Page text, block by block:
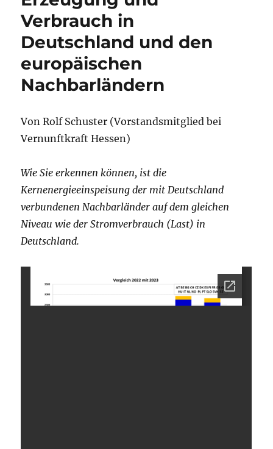
Verbrauch in
Deutschland und den
europäischen
Nachbarländern
Von Rolf Schuster (Vorstandsmitglied bei
Vernunftkraft Hessen)
Wie Sie erkennen können, ist die
Kernenergieeinspeisung der mit Deutschland
verbundenen Nachbarländer auf dem gleichen
Niveau wie der Stromverbrauch (Last) in
Deutschland.